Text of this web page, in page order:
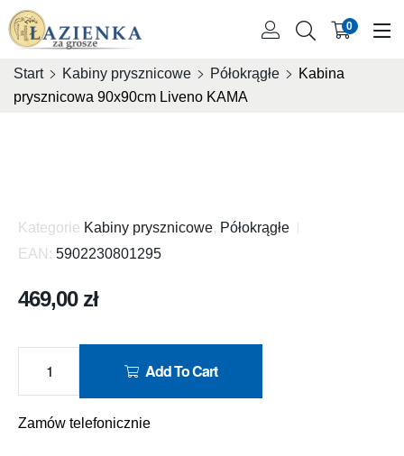
0
Start Kabiny prysznicowe Półokrągłe
Kabina
prysznicowa 90x90cm Liveno KAMA
Kategorie Kabiny prysznicowe, Półokrągłe
EAN: 5902230801295
469,00 zł
Add To Cart
Zamów telefonicznie